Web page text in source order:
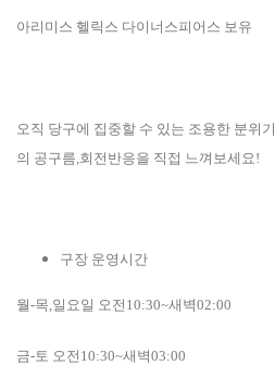
아리미스 헬릭스 다이너스피어스 보유
오직 당구에 집중할 수 있는 조용한 분위
의 공구름,회전반응을 직접 느껴보세요!
구장 운영시간
월-목,일요일 오전10:30~새벽02:00
금-토 오전10:30~새벽03:00